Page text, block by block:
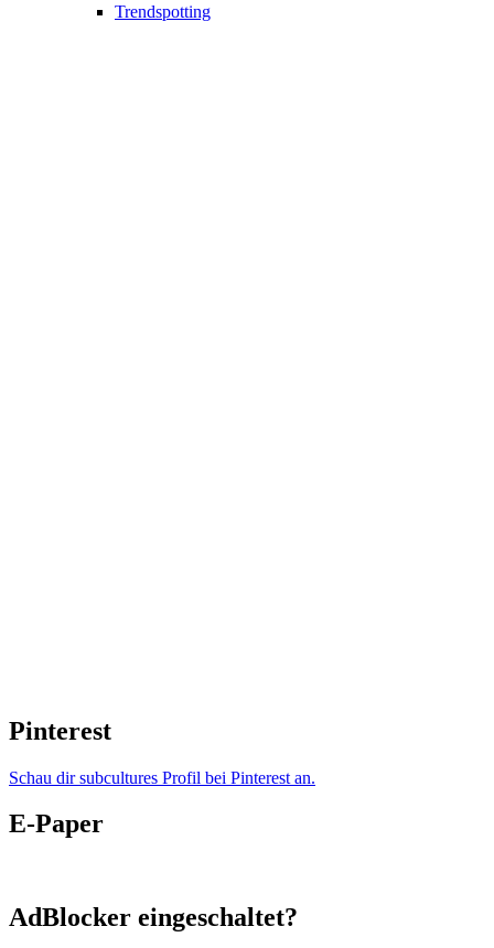
Trendspotting
Pinterest
Schau dir subcultures Profil bei Pinterest an.
E-Paper
AdBlocker eingeschaltet?